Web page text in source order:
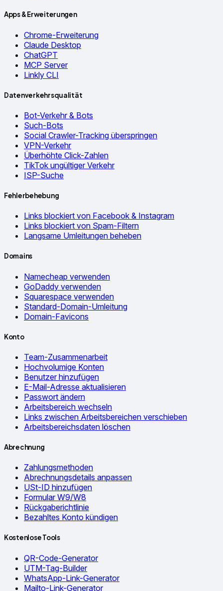
Apps & Erweiterungen
Chrome-Erweiterung
Claude Desktop
ChatGPT
MCP Server
Linkly CLI
Datenverkehrsqualität
Bot-Verkehr & Bots
Such-Bots
Social Crawler-Tracking überspringen
VPN-Verkehr
Überhöhte Click-Zahlen
TikTok ungültiger Verkehr
ISP-Suche
Fehlerbehebung
Links blockiert von Facebook & Instagram
Links blockiert von Spam-Filtern
Langsame Umleitungen beheben
Domains
Namecheap verwenden
GoDaddy verwenden
Squarespace verwenden
Standard-Domain-Umleitung
Domain-Favicons
Konto
Team-Zusammenarbeit
Hochvolumige Konten
Benutzer hinzufügen
E-Mail-Adresse aktualisieren
Passwort ändern
Arbeitsbereich wechseln
Links zwischen Arbeitsbereichen verschieben
Arbeitsbereichsdaten löschen
Abrechnung
Zahlungsmethoden
Abrechnungsdetails anpassen
USt-ID hinzufügen
Formular W9/W8
Rückgaberichtlinie
Bezahltes Konto kündigen
Kostenlose Tools
QR-Code-Generator
UTM-Tag-Builder
WhatsApp-Link-Generator
Mailto-Link-Generator